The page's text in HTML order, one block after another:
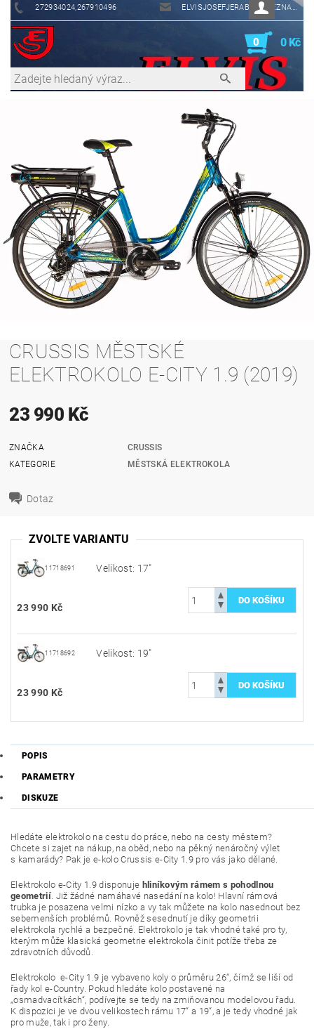
272934024,267910496 ELVISJOSEFJERABEK@SEZNAM.CZ
0 0 Kč
CRUSSIS MĚSTSKÉ
ELEKTROKOLO E-CITY 1.9 (2019)
23 990 Kč
ZNAČKA
CRUSSIS
KATEGORIE
MĚSTSKÁ ELEKTROKOLA
Dotaz
ZVOLTE VARIANTU
11718691 Velikost: 17"
23 990 Kč
11718692 Velikost: 19"
23 990 Kč
POPIS
PARAMETRY
DISKUZE
Hledáte elektrokolo na cestu do práce, nebo na cesty městem?
Chcete si zajet na nákup, na oběd, nebo na pěkný nenáročný výlet
s kamarády? Pak je e-kolo Crussis e-City 1.9 pro vás jako dělané.
Elektrokolo e-City 1.9 disponuje hli­níkovým rámem s pohodlnou
geometrií. Již žádné namáhavé nasedání na kolo! Hlavní rámová
trubka je posazena velmi nízko a vy tak můžete na kolo nasednout bez
sebemenších problémů. Rovněž sesednutí je díky geometrii
elektrokola rychlé a bezpečné. Elektrokolo je tak vhodné také pro ty,
kterým může klasická geometrie elektrokola činit potíže třeba ze
zdravotních důvodů.
Elektrokolo e-City 1.9 je vybaveno koly o průměru 26“, čímž se liší od
řady kol e-Country. Pokud hledáte kolo postavené na
„osmadvacítkách“, podívejte se tedy na zmiňovanou modelovou řadu.
K dispozici je ve dvou velikostech rámu 17“ a 19“, a je tedy vhodné jak
pro muže, tak i pro ženy.